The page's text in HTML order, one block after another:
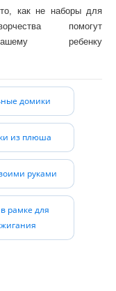
как не наборы для
помогут
ребенку
развить
воображение,
веру в свои
а Вам выявить и
его способности,
возможно, таланты.
нас Вы можете
для своего
и традиционные
для творчества
для вышивания,
домики
из плюша
руками
рамке для